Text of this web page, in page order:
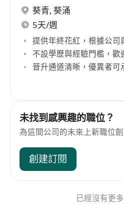
葵青, 葵涌
5天/週
提供年終花紅，根據公司
不設學歷與經驗門檻，歡
晉升通道清晰，優異者可
未找到感興趣的職位？
為這間公司的未來上新職位
創建訂閱
已經沒有更